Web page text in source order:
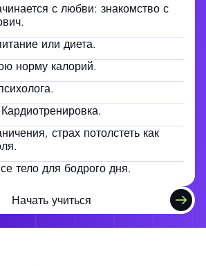
с любви: знакомство с
или диета.
норму калорий.
страх потолстеть как
тело для бодрого дня.
Начать учиться